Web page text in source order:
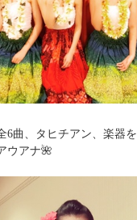
6曲、タヒチアン、楽器
ウアナ🌺